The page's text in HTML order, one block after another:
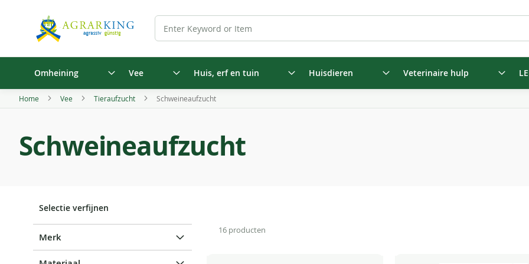
Omheining Vee Huis, erf en tuin Huisdieren Veterinaire hulp
Home Vee Tieraufzucht Schweineaufzucht
Schweineaufzucht
16producten
Selectie verfijnen
Merk